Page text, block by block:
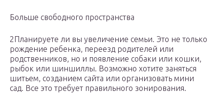
Больше свободного пространства
2Планируете ли вы увеличение семьи. Это не только
рождение ребенка, переезд родителей или
родственников, но и появление собаки или кошки,
рыбок или шиншиллы. Возможно хотите заняться
шитьем, созданием сайта или организовать мини
сад. Все это требует правильного зонирования.